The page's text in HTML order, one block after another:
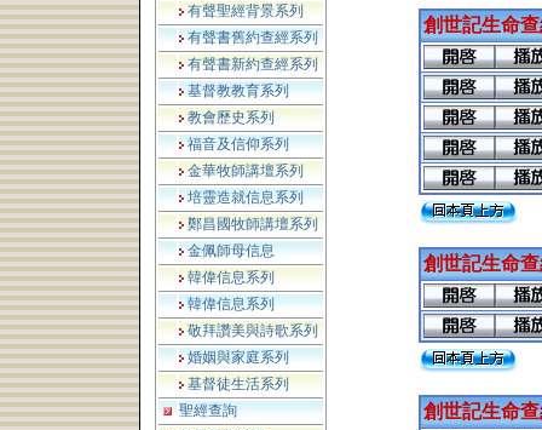
有聲聖經背景系列
有聲書舊約查經系列
有聲書新約查經系列
基督教教育系列
教會歷史系列
福音及信仰系列
金華牧師講壇系列
培靈造就信息系列
鄭昌國牧師講壇系列
金佩師母信息
韓偉信息系列
韓偉信息系列
敬拜讚美與詩歌系列
婚姻與家庭系列
基督徒生活系列
聖經查詢
創世記生命
創世記生命
創世記生命